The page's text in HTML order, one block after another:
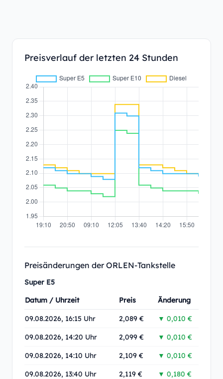
Preisverlauf der letzten 24 Stunden
Preisänderungen der ORLEN-Tankstelle
Super E5
Datum / Uhrzeit
Preis Änderung
09.08.2026, 16:15 Uhr 2,089 € ▼ 0,010 €
09.08.2026, 14:20 Uhr 2,099 € ▼ 0,010 €
09.08.2026, 14:10 Uhr 2,109 € ▼ 0,010 €
09.08.2026, 13:40 Uhr 2,119 € ▼ 0,180 €